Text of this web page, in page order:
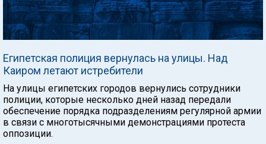
Египетская полиция вернулась на улицы. Над
Каиром летают истребители
На улицы египетских городов вернулись сотрудники
полиции, которые несколько дней назад передали
обеспечение порядка подразделениям регулярной армии
в связи с многотысячными демонстрациями протеста
оппозиции.